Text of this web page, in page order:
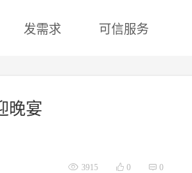
发需求 可信服务
晚宴
3915 0 0